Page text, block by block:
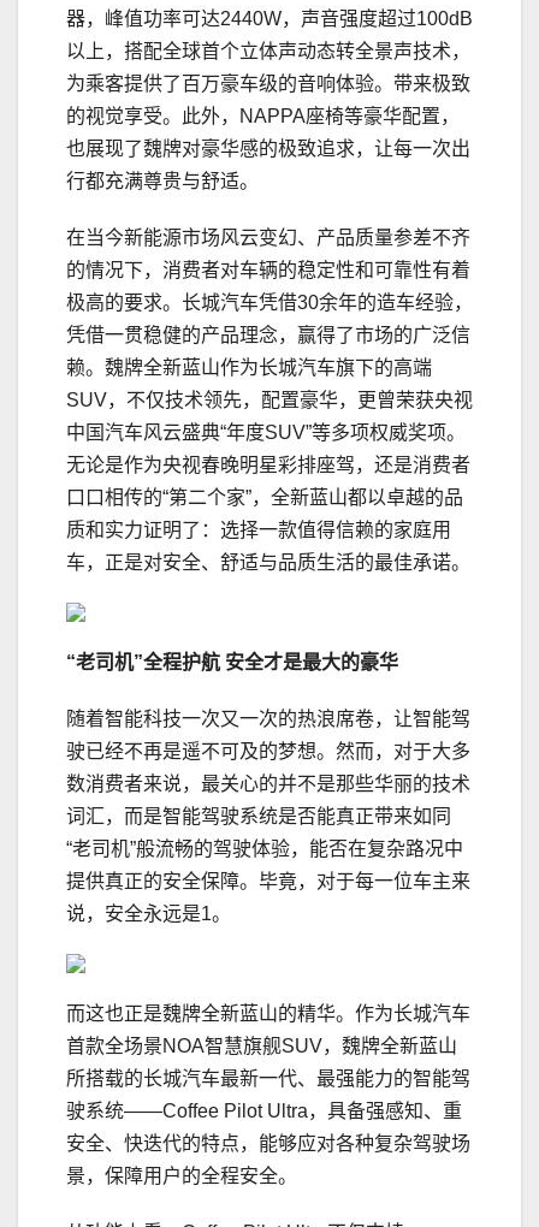
器，峰值功率可达2440W，声音强度超过100dB
以上，搭配全球首个立体声动态转全景声技术，
为乘客提供了百万豪车级的音响体验。带来极致
的视觉享受。此外，NAPPA座椅等豪华配置，
也展现了魏牌对豪华感的极致追求，让每一次出
行都充满尊贵与舒适。
在当今新能源市场风云变幻、产品质量参差不齐
的情况下，消费者对车辆的稳定性和可靠性有着
极高的要求。长城汽车凭借30余年的造车经验，
凭借一贯稳健的产品理念，赢得了市场的广泛信
赖。魏牌全新蓝山作为长城汽车旗下的高端
SUV，不仅技术领先，配置豪华，更曾荣获央视
中国汽车风云盛典“年度SUV”等多项权威奖项。
无论是作为央视春晚明星彩排座驾，还是消费者
口口相传的“第二个家”，全新蓝山都以卓越的品
质和实力证明了：选择一款值得信赖的家庭用
车，正是对安全、舒适与品质生活的最佳承诺。
“老司机”全程护航 安全才是最大的豪华
随着智能科技一次又一次的热浪席卷，让智能驾
驶已经不再是遥不可及的梦想。然而，对于大多
数消费者来说，最关心的并不是那些华丽的技术
词汇，而是智能驾驶系统是否能真正带来如同
“老司机”般流畅的驾驶体验，能否在复杂路况中
提供真正的安全保障。毕竟，对于每一位车主来
说，安全永远是1。
而这也正是魏牌全新蓝山的精华。作为长城汽车
首款全场景NOA智慧旗舰SUV，魏牌全新蓝山
所搭载的长城汽车最新一代、最强能力的智能驾
驶系统——Coffee Pilot Ultra，具备强感知、重
安全、快迭代的特点，能够应对各种复杂驾驶场
景，保障用户的全程安全。